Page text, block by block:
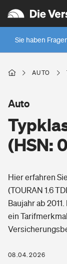
Sie haben
Wer versichert
Wer versichert
Zur Übersicht
Wohnen
Freizeit
Pri­vate Haft­pflicht­
Gesundheit
Private
AUTO
(HSN:
Auto
Hier erfahren
(TOURAN 1.6
Baujahr ab
ein
08.04.2026